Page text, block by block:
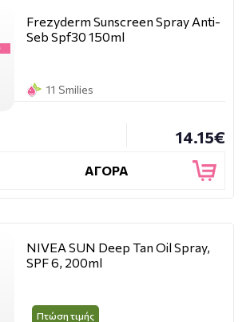
Frezyderm Sunscreen Spray Anti-
Seb Spf30 150ml
11 Smilies
14.15€
ΑΓΟΡΑ
NIVEA SUN Deep Tan Oil Spray,
SPF 6, 200ml
Πτώση τιμής